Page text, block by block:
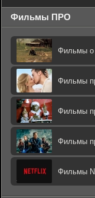
Фильмы ПРО
Фильмы о
Фильмы
Фильмы
Фильмы
Фильмы